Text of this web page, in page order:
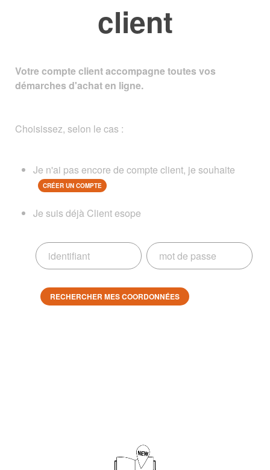
client
Votre compte client accompagne toutes vos
démarches d'achat en ligne.
Choisissez, selon le cas :
Je n'ai pas encore de compte client, je souhaite
CRÉER UN COMPTE
Je suis déjà Client esope
RECHERCHER MES COORDONNÉES